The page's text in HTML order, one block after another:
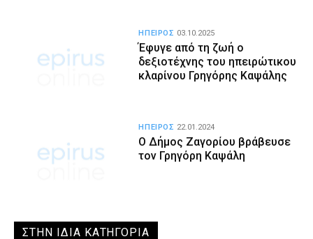
Έφυγε από τη ζωή ο
δεξιοτέχνης του ηπειρώτικου
κλαρίνου Γρηγόρης Καψάλης
ΗΠΕΙΡΟΣ 03.10.2025
Ο Δήμος Ζαγορίου βράβευσε
τον Γρηγόρη Καψάλη
ΗΠΕΙΡΟΣ 22.01.2024
ΣΤΗΝ ΙΔΙΑ ΚΑΤΗΓΟΡΙΑ